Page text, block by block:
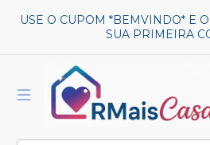
USE O CUPOM *BEMVINDO* E
SUA PRIMEIRA